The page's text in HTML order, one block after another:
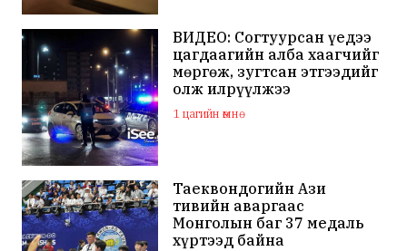
ВИДЕО: Согтуурсан үедээ
цагдаагийн алба хаагчийг
мөргөж, зугтсан этгээдийг
олж илрүүлжээ
1 цагийн өмнө
Таеквондогийн Ази
тивийн аваргаас
Монголын баг 37 медаль
хүртээд байна